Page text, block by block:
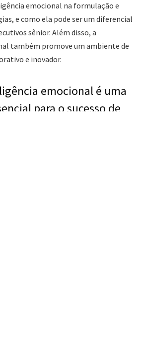
emocional na formulação e
e como ela pode ser um diferencial
sênior. Além disso, a
também promove um ambiente de
e inovador.
emocional é uma
para o sucesso de